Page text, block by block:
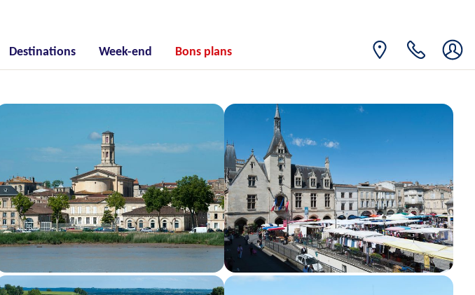
Destinations Week-end Bons plans